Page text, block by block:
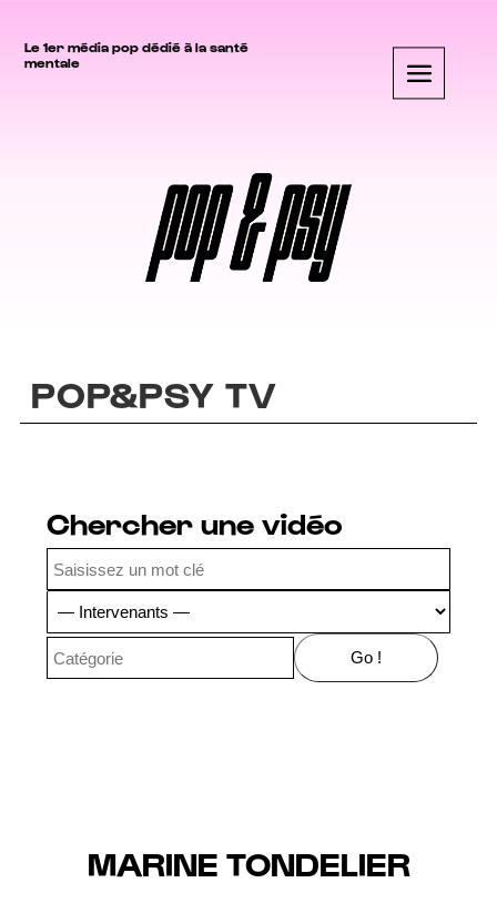
Le 1er média pop dédié à la santé
mentale
POP&PSY TV
Chercher une vidéo
MARINE TONDELIER